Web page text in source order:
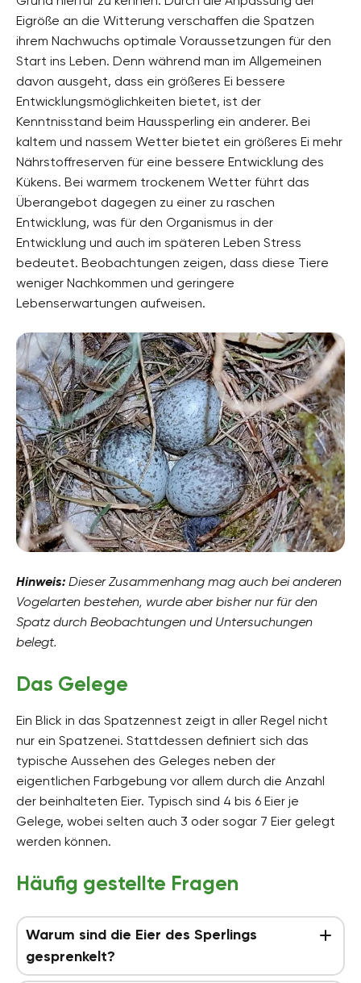
Eigröße an die Witterung verschaffen die Spatzen
ihrem Nachwuchs optimale Voraussetzungen für den
Start ins Leben. Denn während man im Allgemeinen
davon ausgeht, dass ein größeres Ei bessere
Entwicklungsmöglichkeiten bietet, ist der
Kenntnisstand beim Haussperling ein anderer. Bei
kaltem und nassem Wetter bietet ein größeres Ei mehr
Nährstoffreserven für eine bessere Entwicklung des
Kükens. Bei warmem trockenem Wetter führt das
Überangebot dagegen zu einer zu raschen
Entwicklung, was für den Organismus in der
Entwicklung und auch im späteren Leben Stress
bedeutet. Beobachtungen zeigen, dass diese Tiere
weniger Nachkommen und geringere
Lebenserwartungen aufweisen.
Hinweis: Dieser Zusammenhang mag auch bei anderen
Vogelarten bestehen, wurde aber bisher nur für den
Spatz durch Beobachtungen und Untersuchungen
belegt.
Das Gelege
Ein Blick in das Spatzennest zeigt in aller Regel nicht
nur ein Spatzenei. Stattdessen definiert sich das
typische Aussehen des Geleges neben der
eigentlichen Farbgebung vor allem durch die Anzahl
der beinhalteten Eier. Typisch sind 4 bis 6 Eier je
Gelege, wobei selten auch 3 oder sogar 7 Eier gelegt
werden können.
Häufig gestellte Fragen
Warum sind die Eier des Sperlings
gesprenkelt?